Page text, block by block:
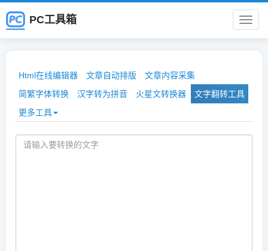
PC
箱
PC工具箱
Html在线编辑器 文章自动排版
文章内容采集
简繁字体转换
汉字转为拼音 火星文转换器
文字翻转工具
更多工具